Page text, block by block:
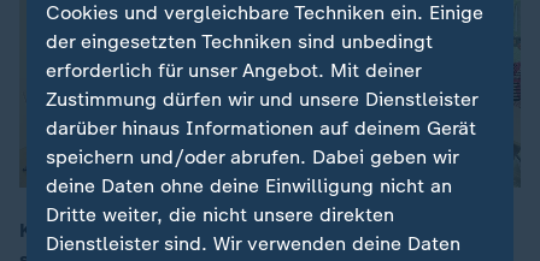
Knapp eine Stunde vor Schließung der Wahllokale
Cookies und vergleichbare Techniken ein. Einige
der eingesetzten Techniken sind unbedingt
erforderlich für unser Angebot. Mit deiner
Zustimmung dürfen wir und unsere Dienstleister
darüber hinaus Informationen auf deinem Gerät
speichern und/oder abrufen. Dabei geben wir
deine Daten ohne deine Einwilligung nicht an
Dritte weiter, die nicht unsere direkten
Dienstleister sind. Wir verwenden deine Daten